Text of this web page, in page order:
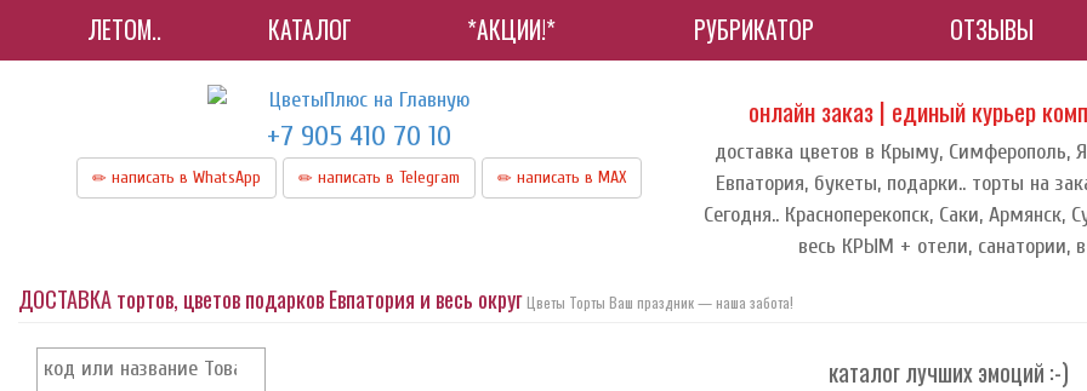
ЛЕТОМ.. КАТАЛОГ *АКЦИИ!* РУБРИКАТОР ОТЗЫВЫ
+7 905 410 70 10
написать в WhatsApp написать в Telegram написать в МАХ
онлайн заказ | единый курьер
доставка цветов в Крыму, Симферополь,
Евпатория, букеты, подарки.. торты на
Сегодня.. Красноперекопск, Саки, Армянск,
весь КРЫМ + отели, санатории,
ДОСТАВКА тортов, цветов подарков Евпатория и весь округ Цветы Торты Ваш праздник — наша забота!
каталог лучших эмоций :-)